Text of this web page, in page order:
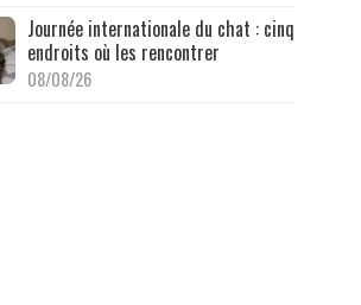
Journée internationale du chat : cinq
endroits où les rencontrer
08/08/26